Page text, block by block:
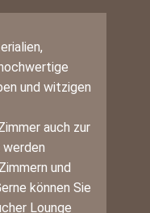
und witzigen
auch zur
und
können Sie
Lounge